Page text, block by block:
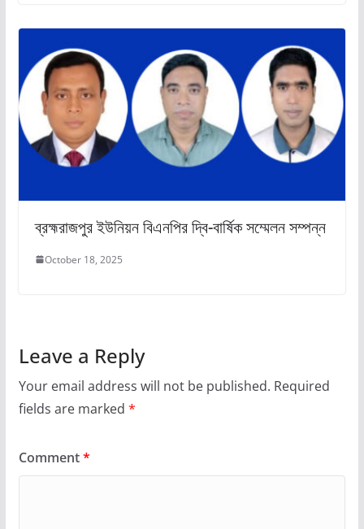
ব্রহ্মরাজপুর ইউনিয়ন বিএনপির দ্বি-বার্ষিক সম্মেলন সম্পন্ন
October 18, 2025
Leave a Reply
Your email address will not be published. Required
fields are marked *
Comment*